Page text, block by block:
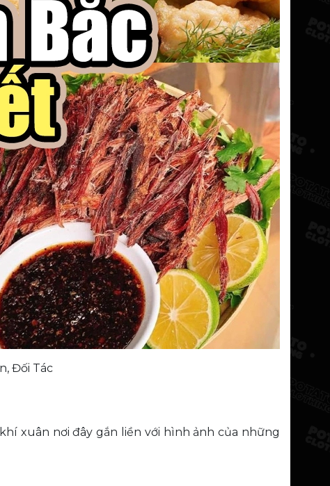
Đối Tác
xuân nơi đây gắn liền với hình ảnh của những